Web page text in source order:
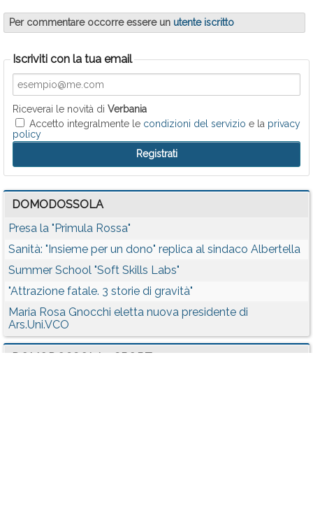
Per commentare occorre essere un utente iscritto
Iscriviti con la tua email
Riceverai le novità di Verbania
Accetto integralmente le condizioni del servizio e la privacy
policy
DOMODOSSOLA
Presa la "Primula Rossa"
Sanità: "Insieme per un dono" replica al sindaco Albertella
Summer School "Soft Skills Labs"
"Attrazione fatale. 3 storie di gravità"
Maria Rosa Gnocchi eletta nuova presidente di
Ars.Uni.VCO
DOMODOSSOLA - SPORT